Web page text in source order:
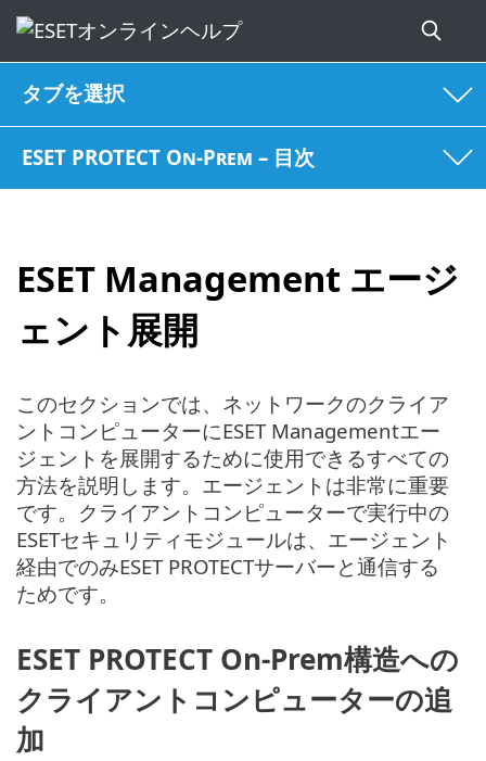
タブを選択
ESET PROTECT On-Prem – 目次
ESET Management エージ
ェント展開
このセクションでは、ネットワークのクライア
ントコンピューターにESET Managementエー
ジェントを展開するために使用できるすべての
方法を説明します。エージェントは非常に重要
です。クライアントコンピューターで実行中の
ESETセキュリティモジュールは、エージェント
経由でのみESET PROTECTサーバーと通信する
ためです。
ESET PROTECT On-Prem構造への
クライアントコンピューターの追
加